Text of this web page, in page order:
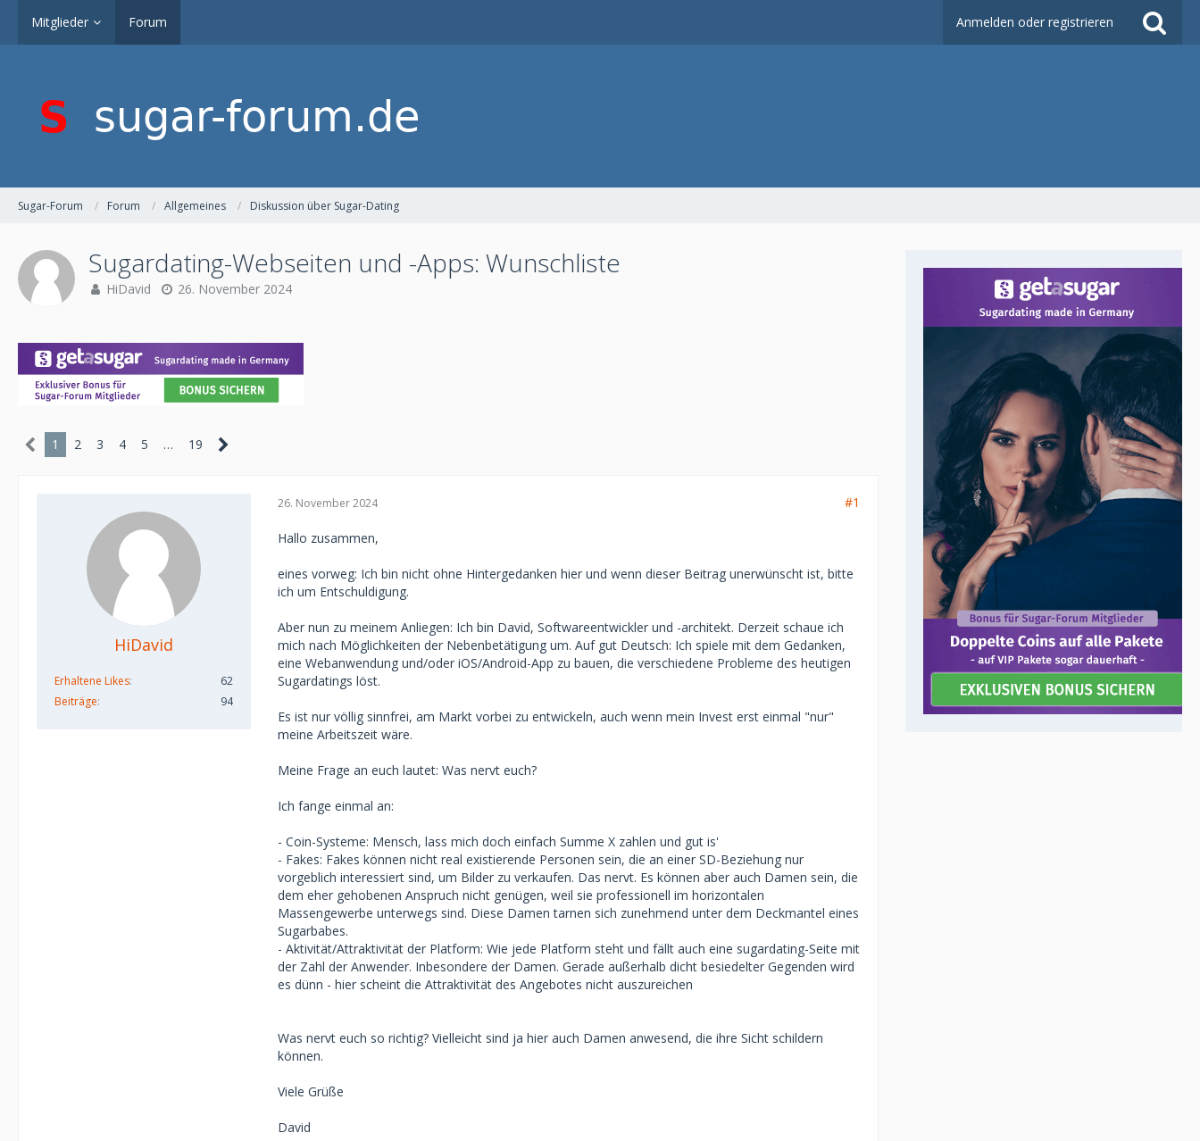
Mitglieder Forum Anmelden oder registrieren
Sugar-Forum Forum Allgemeines Diskussion über Sugar-Dating
Sugardating-Webseiten und -Apps: Wunschliste
HiDavid 26. November 2024
1 2 3 4 5 … 19
HiDavid
Erhaltene Likes
62
Beiträge
94
26. November 2024 #1
Hallo zusammen,
eines vorweg: Ich bin nicht ohne Hintergedanken hier und wenn dieser Beitrag unerwünscht ist, bitte
ich um Entschuldigung.
Aber nun zu meinem Anliegen: Ich bin David, Softwareentwickler und -architekt. Derzeit schaue ich
mich nach Möglichkeiten der Nebenbetätigung um. Auf gut Deutsch: Ich spiele mit dem Gedanken,
eine Webanwendung und/oder iOS/Android-App zu bauen, die verschiedene Probleme des heutigen
Sugardatings löst.
Es ist nur völlig sinnfrei, am Markt vorbei zu entwickeln, auch wenn mein Invest erst einmal "nur"
meine Arbeitszeit wäre.
Meine Frage an euch lautet: Was nervt euch?
Ich fange einmal an:
- Coin-Systeme: Mensch, lass mich doch einfach Summe X zahlen und gut is'
- Fakes: Fakes können nicht real existierende Personen sein, die an einer SD-Beziehung nur
vorgeblich interessiert sind, um Bilder zu verkaufen. Das nervt. Es können aber auch Damen sein, die
dem eher gehobenen Anspruch nicht genügen, weil sie professionell im horizontalen
Massengewerbe unterwegs sind. Diese Damen tarnen sich zunehmend unter dem Deckmantel eines
Sugarbabes.
- Aktivität/Attraktivität der Platform: Wie jede Platform steht und fällt auch eine sugardating-Seite mit
der Zahl der Anwender. Inbesondere der Damen. Gerade außerhalb dicht besiedelter Gegenden wird
es dünn - hier scheint die Attraktivität des Angebotes nicht auszureichen
Was nervt euch so richtig? Vielleicht sind ja hier auch Damen anwesend, die ihre Sicht schildern
können.
Viele Grüße
David